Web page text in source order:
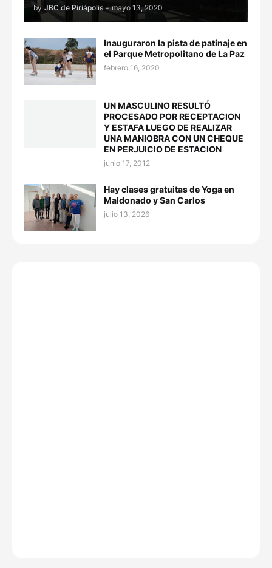
by JBC de Piriápolis - mayo 13, 2020
Inauguraron la pista de patinaje en
el Parque Metropolitano de La Paz
febrero 16, 2020
UN MASCULINO RESULTÓ
PROCESADO POR RECEPTACION
Y ESTAFA LUEGO DE REALIZAR
UNA MANIOBRA CON UN CHEQUE
EN PERJUICIO DE ESTACION
junio 17, 2012
Hay clases gratuitas de Yoga en
Maldonado y San Carlos
julio 13, 2026